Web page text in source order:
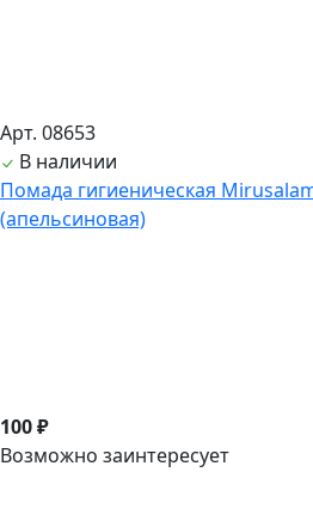
Арт. 08653
В наличии
Помада гигиеническая
(апельсиновая)
100 ₽
Возможно заинтересует